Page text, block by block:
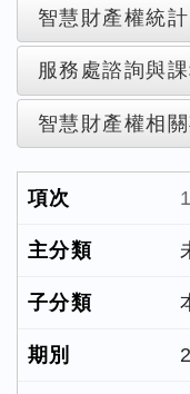
智慧財產權統計
服務處諮詢與
智慧財產權相關
1